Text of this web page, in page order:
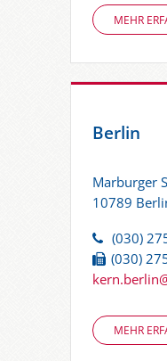
MEHR
Berlin
Marburger
10789
(030)
(030)
MEHR